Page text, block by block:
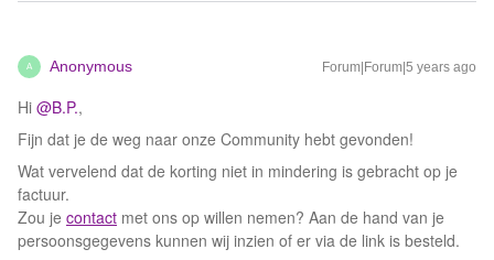
A Anonymous Forum|Forum|5 years ago
Hi @B.P.,
Fijn dat je de weg naar onze Community hebt gevonden!
Wat vervelend dat de korting niet in mindering is gebracht op je
factuur.
Zou je contact met ons op willen nemen? Aan de hand van je
persoonsgegevens kunnen wij inzien of er via de link is besteld.